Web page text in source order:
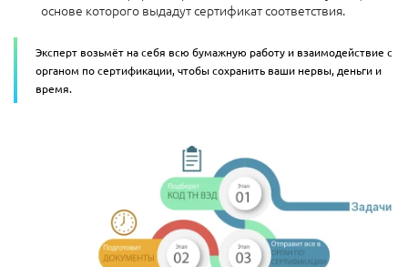
основе которого выдадут сертификат соответствия.
Эксперт возьмёт на себя всю бумажную работу и взаимодействие с
органом по сертификации, чтобы сохранить ваши нервы, деньги и
время.